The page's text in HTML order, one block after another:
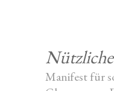
Manifest für